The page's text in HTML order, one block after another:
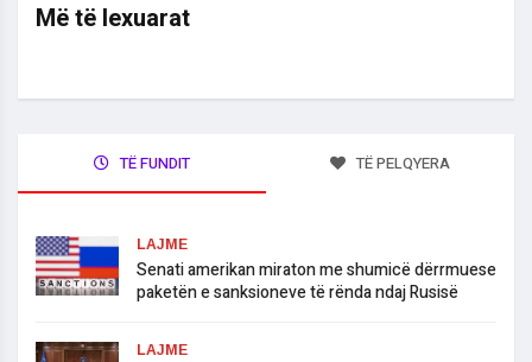
Më të lexuarat
TË FUNDIT TË PELQYERA
LAJME
​Senati amerikan miraton me shumicë dërrmuese
paketën e sanksioneve të rënda ndaj Rusisë
LAJME